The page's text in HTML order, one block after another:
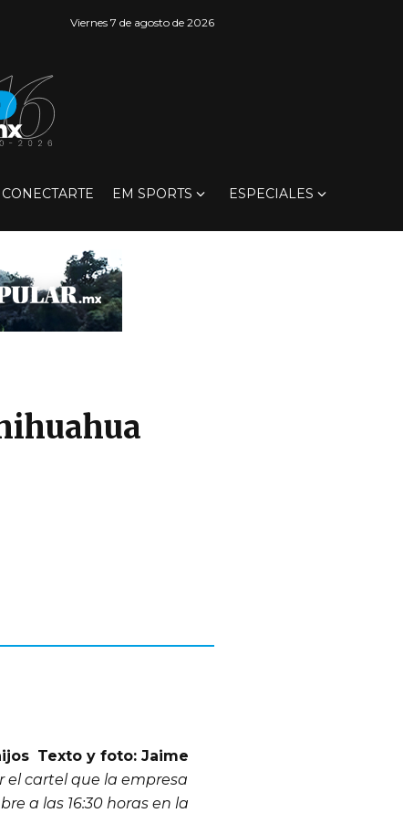
Viernes 7 de agosto de 2026
CONECTARTE EM SPORTS ESPECIALES
Texto y foto: Jaime
el cartel que la empresa
a las 16:30 horas en la